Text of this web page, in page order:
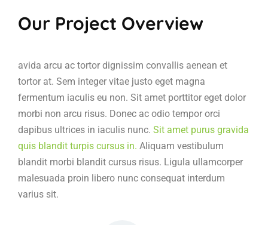
Our Project Overview
avida arcu ac tortor dignissim convallis aenean et
tortor at. Sem integer vitae justo eget magna
fermentum iaculis eu non. Sit amet porttitor eget dolor
morbi non arcu risus. Donec ac odio tempor orci
dapibus ultrices in iaculis nunc. Sit amet purus gravida
quis blandit turpis cursus in. Aliquam vestibulum
blandit morbi blandit cursus risus. Ligula ullamcorper
malesuada proin libero nunc consequat interdum
varius sit.